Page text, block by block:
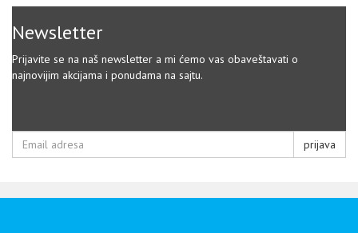
Newsletter
Prijavite se na naš newsletter a mi ćemo vas obaveštavati o
najnovijim akcijama i ponudama na sajtu.
prijava